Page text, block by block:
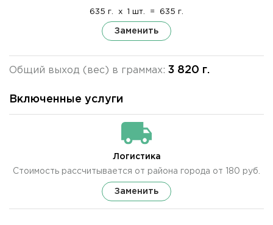
635 г. x 1 шт. = 635 г.
Заменить
Общий выход (вес) в граммах: 3 820 г.
Включенные услуги
Логистика
Стоимость рассчитывается от района города от 180 руб.
Заменить